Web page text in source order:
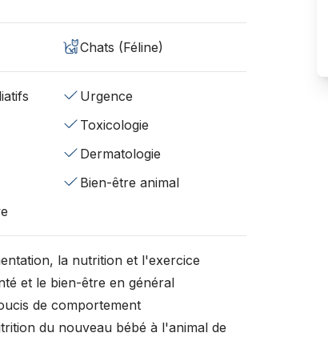
Chats (Féline)
Urgence
Toxicologie
Dermatologie
Bien-être animal
la nutrition et l'exercice
et le bien-être en général
de comportement
du nouveau bébé à l'animal de